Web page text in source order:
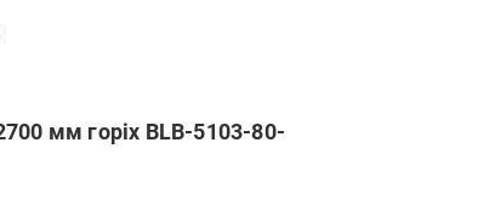
мм горіх BLB-5103-80-